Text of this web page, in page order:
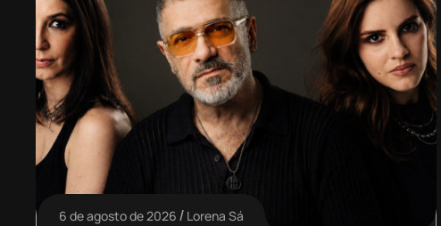
6 de agosto de 2026 Lorena Sá